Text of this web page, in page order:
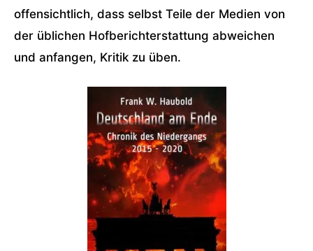
offensichtlich, dass selbst Teile der Medien von
der üblichen Hofberichterstattung abweichen
und anfangen, Kritik zu üben.